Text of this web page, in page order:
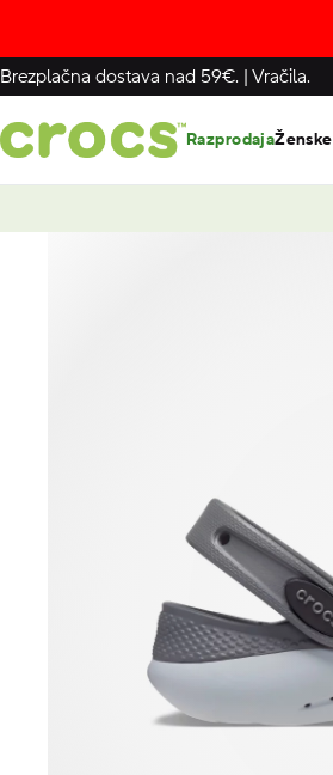
Brezplačna dostava nad 59€. | Vračila.
RazprodajaŽenske